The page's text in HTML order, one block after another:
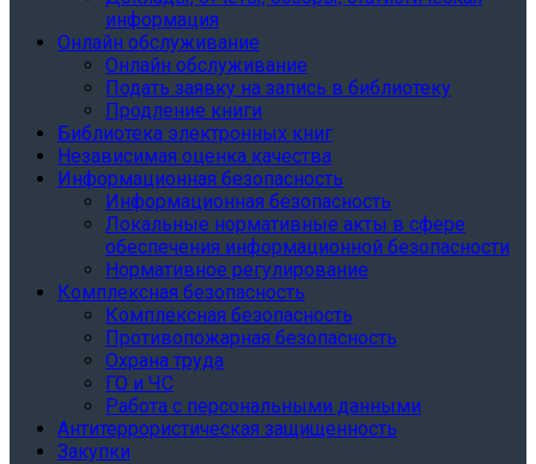
информация
Онлайн обслуживание
Онлайн обслуживание
Подать заявку на запись в библиотеку
Продление книги
Библиотека электронных книг
Независимая оценка качества
Информационная безопасность
Информационная безопасность
Локальные нормативные акты в сфере
обеспечения информационной безопасности
Нормативное регулирование
Комплексная безопасность
Комплексная безопасность
Противопожарная безопасность
Охрана труда
ГО и ЧС
Работа с персональными данными
Антитеррористическая защищенность
Закупки